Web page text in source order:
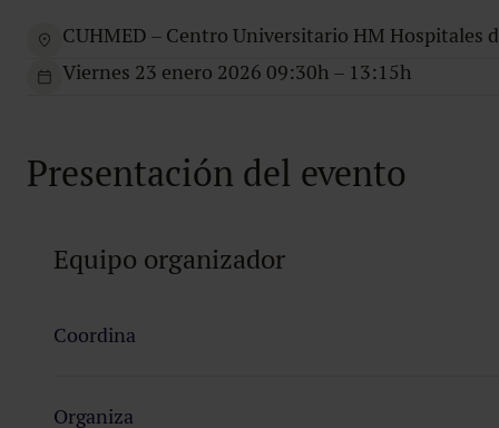
CUHMED – Centro Universitario HM Hospitales
Viernes 23 enero 2026 09:30h – 13:15h
Presentación del evento
Equipo organizador
Coordina
Organiza